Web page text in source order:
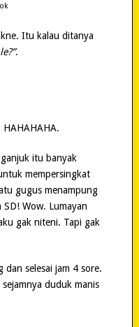
Itu kalau ditanya
.
HAHAHAHA.
itu banyak
mempersingkat
gugus menampung
Wow. Lumayan
gak niteni. Tapi gak
dan selesai jam 4 sore.
duduk manis